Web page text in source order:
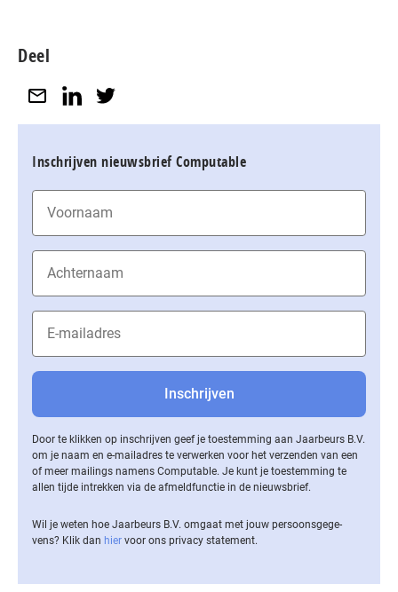
Deel
Inschrijven nieuwsbrief Computable
Door te klikken op inschrijven geef je toestemming aan Jaarbeurs B.V.
om je naam en e-mailadres te verwerken voor het verzenden van een
of meer mailings namens Computable. Je kunt je toestemming te
allen tijde intrekken via de af­meld­func­tie in de nieuwsbrief.
Wil je weten hoe Jaarbeurs B.V. omgaat met jouw per­soons­ge­ge­
vens? Klik dan hier voor ons privacy statement.